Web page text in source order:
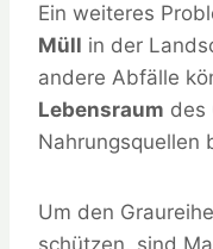
Ein weiteres
Müll in der
andere Abfälle
Lebensraum des
Nahrungsquellen
Um den